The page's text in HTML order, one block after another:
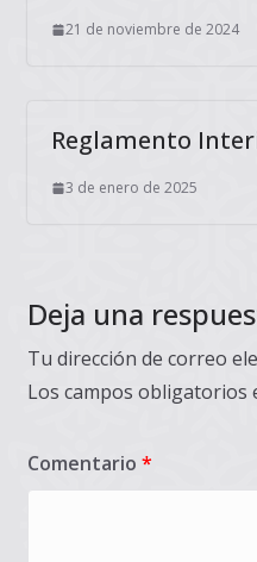
21 de noviembre de 2024
Reglamento
3 de enero de 2025
Deja una
Tu dirección de correo
Los campos obligatorios
Comentario *